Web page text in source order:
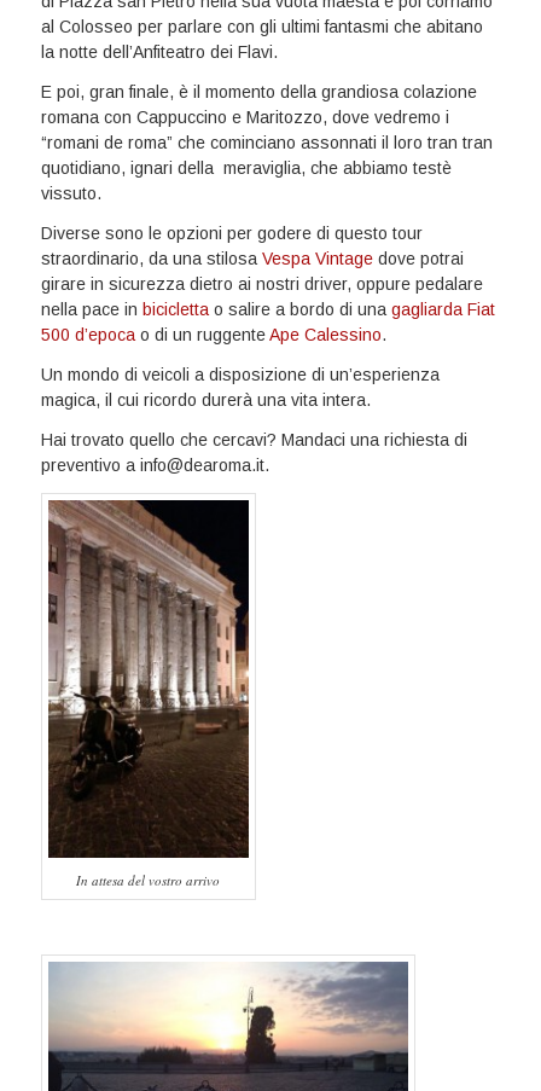
al Colosseo per parlare con gli ultimi fantasmi che abitano
la notte dell’Anfiteatro dei Flavi.
E poi, gran finale, è il momento della grandiosa colazione
romana con Cappuccino e Maritozzo, dove vedremo i
“romani de roma” che cominciano assonnati il loro tran tran
quotidiano, ignari della meraviglia, che abbiamo testè
vissuto.
Diverse sono le opzioni per godere di questo tour
straordinario, da una stilosa Vespa Vintagedove potrai
girare in sicurezza dietro ai nostri driver, oppure pedalare
nella pace in biciclettao salire a bordo di una gagliarda Fiat
500 d’epocao di un ruggenteApe Calessino.
Un mondo di veicoli a disposizione di un’esperienza
magica, il cui ricordo durerà una vita intera.
Hai trovato quello che cercavi? Mandaci una richiesta di
preventivo a info@dearoma.it.
In attesa del vostro arrivo